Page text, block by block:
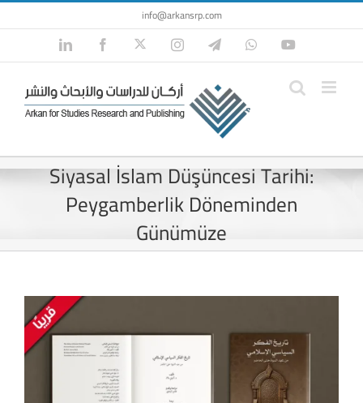
Skip
to
content
info@arkansrp.com
LinkedIn FacebookTwitterInstagramTelegramWhatsApp
Siyasal İslam Düşüncesi Tarihi:
Peygamberlik Döneminden
Günümüze
View
Larger
Image